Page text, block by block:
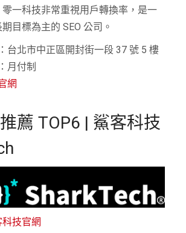
一科技非常重視用戶轉換率，是一
目標為主的 SEO 公司。
台北市中正區開封街一段 37 號 5 樓
月付制
網
薦 TOP6 | 鯊客科技
科技官網